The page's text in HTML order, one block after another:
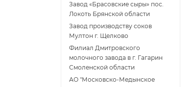
Завод «Брасовские сыры» пос.
Локоть Брянской области
Завод производству соков
Мултон г. Щелково
Филиал Дмитровского
молочного завода в г. Гагарин
Смоленской области
АО "Московско-Медынское